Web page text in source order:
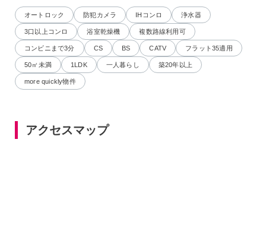
オートロック 防犯カメラ IHコンロ 浄水器
3口以上コンロ 浴室乾燥機 複数路線利用可
コンビニまで3分 CS BS CATV フラット35適用
50㎡未満 1LDK 一人暮らし 築20年以上
more quickly物件
アクセスマップ